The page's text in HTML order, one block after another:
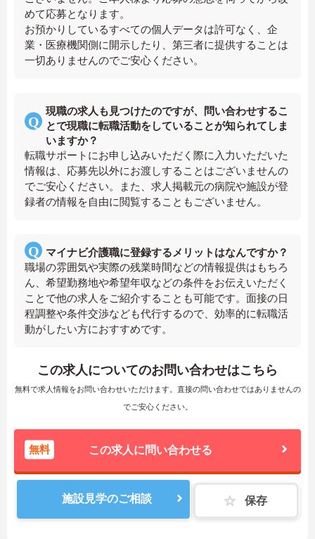
めて応募となります。
お預かりしているすべての個人データは許可なく、企
業・医療機関側に開示したり、第三者に提供することは
一切ありませんのでご安心ください。
現職の求人も見つけたのですが、問い合わせするこ
とで現職に転職活動をしていることが知られてしま
いますか？
転職サポートにお申し込みいただく際に入力いただいた
情報は、応募先以外にお渡しすることはございませんの
でご安心ください。また、求人掲載元の病院や施設が登
録者の情報を自由に閲覧することもございません。
マイナビ介護職に登録するメリットはなんですか？
職場の雰囲気や実際の残業時間などの情報提供はもちろ
ん、希望勤務地や希望年収などの条件をお伝えいただく
ことで他の求人をご紹介することも可能です。面接の日
程調整や条件交渉なども代行するので、効率的に転職活
動がしたい方におすすめです。
この求人についてのお問い合わせはこちら
無料で求人情報をお問い合わせいただけます。直接の問い合わせではありませんの
でご安心ください。
無料 この求人に問い合わせる
施設見学のご相談 保存